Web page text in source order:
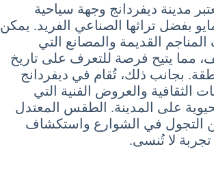
مدينة ديفردانج وجهة سياحية
بفضل تراثها الصناعي الفريد. يمكن
القديمة والمصانع التي
مما يتيح فرصة للتعرف على تاريخ
بجانب ذلك، تُقام في ديفردانج
الثقافية والعروض الفنية التي
على المدينة. الطقس المعتدل
التجول في الشوارع واستكشاف
تجربة لا تُنسى.